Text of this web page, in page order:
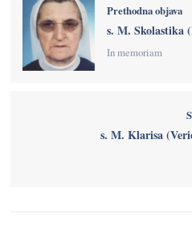
Prethodna objava
s. M. Skolastika
In memoriam
s. M. Klarisa